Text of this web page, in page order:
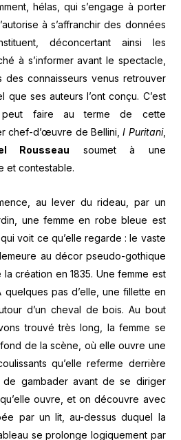
hélas, qui s’engage à porter
à s’affranchir des données
déconcertant ainsi les
à s’informer avant le spectacle,
connaisseurs venus retrouver
que ses auteurs l’ont conçu. C’est
faire au terme de cette
chef-d’œuvre de Bellini,I Puritani,
Rousseau soumet à une
et contestable.
au lever du rideau, par un
une femme en robe bleue est
voit ce qu’elle regarde : le vaste
au décor pseudo-gothique
création en 1835. Une femme est
quelques pas d’elle, une fillette en
d’un cheval de bois. Au bout
trouvé très long, la femme se
de la scène, où elle ouvre une
qu’elle referme derrière
de gambader avant de se diriger
ouvre, et on découvre avec
par un lit, au-dessus duquel la
se prolonge logiquement par